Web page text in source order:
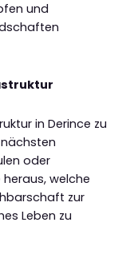
und
in Derince zu
oder
welche
zur
Leben zu